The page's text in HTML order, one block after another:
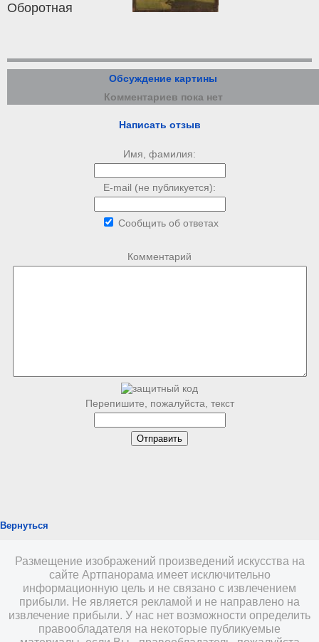
Оборотная
Обсуждение картины
Комментариев пока нет
Написать отзыв
Имя, фамилия:
E-mail (не публикуется):
Сообщить об ответах
Комментарий
Перепишите, пожалуйста, текст
Вернуться
Размещение изображений произведений искусства на
сайте Артпанорама имеет исключительно
информационную цель и не связано с извлечением
прибыли. Не является рекламой и не направлено на
извлечение прибыли. У нас нет возможности определить
правообладателя на некоторые публикуемые